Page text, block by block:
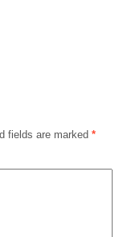
fields are marked *